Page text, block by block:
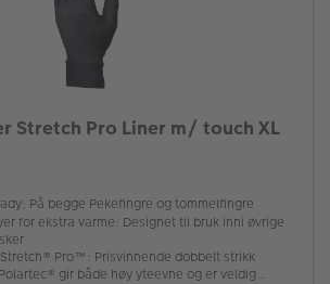
Stretch Pro Liner m/ touch XL
På begge Pekefingre og tommelfingre
for ekstra varme: Designet til bruk inni øvrige
Pro™: Prisvinnende dobbelt strikk
gir både høy yteevne og er veldig